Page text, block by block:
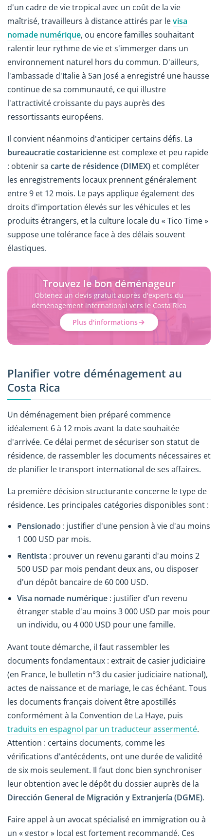
d'un cadre de vie tropical avec un coût de la vie
maîtrisé, travailleurs à distance attirés par levisa
nomade numérique, ou encore familles souhaitant
ralentir leur rythme de vie et s'immerger dans un
environnement naturel hors du commun. D'ailleurs,
l'ambassade d'Italie à San José a enregistré une hausse
continue de sa communauté, ce qui illustre
l'attractivité croissante du pays auprès des
ressortissants européens.
Il convient néanmoins d'anticiper certains défis. La
bureaucratie costaricienne est complexe et peu rapide
: obtenir sa carte de résidence (DIMEX) et compléter
les enregistrements locaux prennent généralement
entre 9 et 12 mois. Le pays applique également des
droits d'importation élevés sur les véhicules et les
produits étrangers, et la culture locale du « Tico Time »
suppose une tolérance face à des délais souvent
élastiques.
Trouvez le bon déménageur
Obtenez un devis gratuit auprès d'experts du
déménagement international vers le Costa Rica
Plus d'informations
Planifier votre déménagement au
Costa Rica
Un déménagement bien préparé commence
idéalement 6 à 12 mois avant la date souhaitée
d'arrivée. Ce délai permet de sécuriser son statut de
résidence, de rassembler les documents nécessaires et
de planifier le transport international de ses affaires.
La première décision structurante concerne le type de
résidence. Les principales catégories disponibles sont :
Pensionado : justifier d'une pension à vie d'au moins
1 000 USD par mois.
Rentista : prouver un revenu garanti d'au moins 2
500 USD par mois pendant deux ans, ou disposer
d'un dépôt bancaire de 60 000 USD.
Visa nomade numérique : justifier d'un revenu
étranger stable d'au moins 3 000 USD par mois pour
un individu, ou 4 000 USD pour une famille.
Avant toute démarche, il faut rassembler les
documents fondamentaux : extrait de casier judiciaire
(en France, le bulletin n°3 du casier judiciaire national),
actes de naissance et de mariage, le cas échéant. Tous
les documents français doivent être apostillés
conformément à la Convention de La Haye, puis
traduits en espagnol par un traducteur assermenté.
Attention : certains documents, comme les
vérifications d'antécédents, ont une durée de validité
de six mois seulement. Il faut donc bien synchroniser
leur obtention avec le dépôt du dossier auprès de la
Dirección General de Migración y Extranjería (DGME).
Faire appel à un avocat spécialisé en immigration ou à
un « gestor » local est fortement recommandé. Ces